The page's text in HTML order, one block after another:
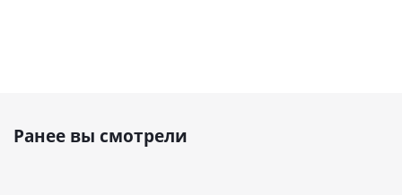
Ранее вы смотрели